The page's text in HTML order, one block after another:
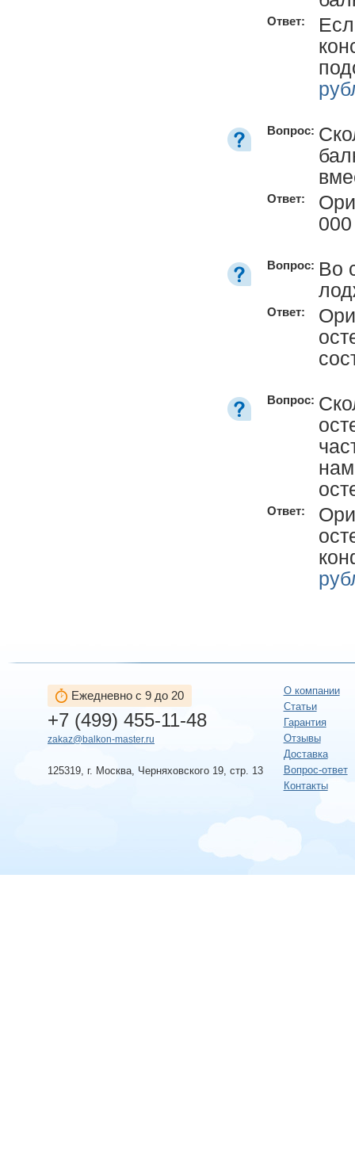
Ответ:
Вопрос:
Ответ:
Вопрос: Во
Ответ:
Вопрос:
Ответ:
Ежедневно с 9 до 20
+7 (499) 455-11-48
zakaz@balkon-master.ru
125319, г. Москва, Черняховского 19, стр. 13
О компании
Статьи
Гарантия
Отзывы
Доставка
Вопрос-ответ
Контакты